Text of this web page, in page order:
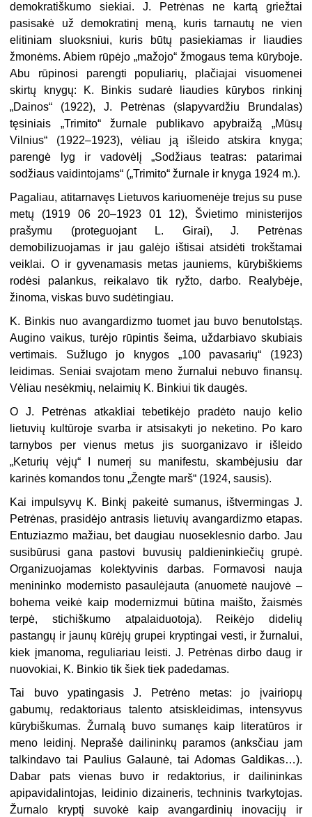
demokratiškumo siekiai. J. Petrėnas ne kartą griežtai
pasisakė už demokratinį meną, kuris tarnautų ne vien
elitiniam sluoksniui, kuris būtų pasiekiamas ir liaudies
žmonėms. Abiem rūpėjo „mažojo“ žmogaus tema kūryboje.
Abu rūpinosi parengti populiarių, plačiajai visuomenei
skirtų knygų: K. Binkis sudarė liaudies kūrybos rinkinį
„Dainos“ (1922), J. Petrėnas (slapyvardžiu Brundalas)
tęsiniais „Trimito“ žurnale publikavo apybraižą „Mūsų
Vilnius“ (1922–1923), vėliau ją išleido atskira knyga;
parengė lyg ir vadovėlį „Sodžiaus teatras: patarimai
sodžiaus vaidintojams“ („Trimito“ žurnale ir knyga 1924 m.).
Pagaliau, atitarnavęs Lietuvos kariuomenėje trejus su puse
metų (1919 06 20–1923 01 12), Švietimo ministerijos
prašymu (proteguojant L. Girai), J. Petrėnas
demobilizuojamas ir jau galėjo ištisai atsidėti trokštamai
veiklai. O ir gyvenamasis metas jauniems, kūrybiškiems
rodėsi palankus, reikalavo tik ryžto, darbo. Realybėje,
žinoma, viskas buvo sudėtingiau.
K. Binkis nuo avangardizmo tuomet jau buvo benutolstąs.
Augino vaikus, turėjo rūpintis šeima, uždarbiavo skubiais
vertimais. Sužlugo jo knygos „100 pavasarių“ (1923)
leidimas. Seniai svajotam meno žurnalui nebuvo finansų.
Vėliau nesėkmių, nelaimių K. Binkiui tik daugės.
O J. Petrėnas atkakliai tebetikėjo pradėto naujo kelio
lietuvių kultūroje svarba ir atsisakyti jo neketino. Po karo
tarnybos per vienus metus jis suorganizavo ir išleido
„Keturių vėjų“ I numerį su manifestu, skambėjusiu dar
karinės komandos tonu „Žengte marš“ (1924, sausis).
Kai impulsyvų K. Binkį pakeitė sumanus, ištvermingas J.
Petrėnas, prasidėjo antrasis lietuvių avangardizmo etapas.
Entuziazmo mažiau, bet daugiau nuoseklesnio darbo. Jau
susibūrusi gana pastovi buvusių paldieninkiečių grupė.
Organizuojamas kolektyvinis darbas. Formavosi nauja
menininko modernisto pasaulėjauta (anuometė naujovė –
bohema veikė kaip modernizmui būtina maišto, žaismės
terpė, stichiškumo atpalaiduotoja). Reikėjo didelių
pastangų ir jaunų kūrėjų grupei kryptingai vesti, ir žurnalui,
kiek įmanoma, reguliariau leisti. J. Petrėnas dirbo daug ir
nuovokiai, K. Binkio tik šiek tiek padedamas.
Tai buvo ypatingasis J. Petrėno metas: jo įvairiopų
gabumų, redaktoriaus talento atsiskleidimas, intensyvus
kūrybiškumas. Žurnalą buvo sumanęs kaip literatūros ir
meno leidinį. Neprašė dailininkų paramos (anksčiau jam
talkindavo tai Paulius Galaunė, tai Adomas Galdikas…).
Dabar pats vienas buvo ir redaktorius, ir dailininkas
apipavidalintojas, leidinio dizaineris, techninis tvarkytojas.
Žurnalo kryptį suvokė kaip avangardinių inovacijų ir